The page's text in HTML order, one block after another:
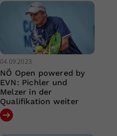
04.09.2023
NÖ Open powered by
EVN: Pichler und
Melzer in der
Qualifikation weiter